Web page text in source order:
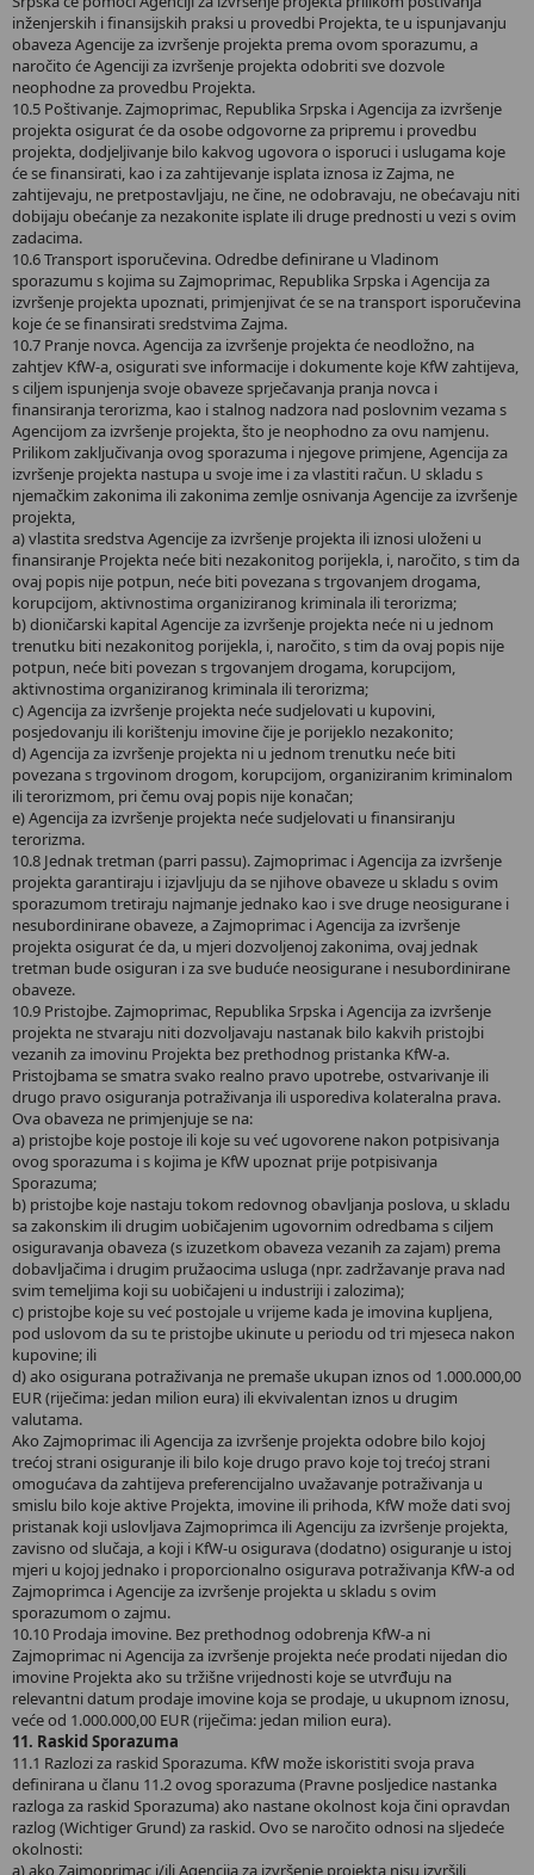
inženjerskih i finansijskih praksi u provedbi Projekta, te u ispunjavanju
obaveza Agencije za izvršenje projekta prema ovom sporazumu, a
naročito će Agenciji za izvršenje projekta odobriti sve dozvole
neophodne za provedbu Projekta.
10.5 Poštivanje. Zajmoprimac, Republika Srpska i Agencija za izvršenje
projekta osigurat će da osobe odgovorne za pripremu i provedbu
projekta, dodjeljivanje bilo kakvog ugovora o isporuci i uslugama koje
će se finansirati, kao i za zahtijevanje isplata iznosa iz Zajma, ne
zahtijevaju, ne pretpostavljaju, ne čine, ne odobravaju, ne obećavaju niti
dobijaju obećanje za nezakonite isplate ili druge prednosti u vezi s ovim
zadacima.
10.6 Transport isporučevina. Odredbe definirane u Vladinom
sporazumu s kojima su Zajmoprimac, Republika Srpska i Agencija za
izvršenje projekta upoznati, primjenjivat će se na transport isporučevina
koje će se finansirati sredstvima Zajma.
10.7 Pranje novca. Agencija za izvršenje projekta će neodložno, na
zahtjev KfW-a, osigurati sve informacije i dokumente koje KfW zahtijeva,
s ciljem ispunjenja svoje obaveze sprječavanja pranja novca i
finansiranja terorizma, kao i stalnog nadzora nad poslovnim vezama s
Agencijom za izvršenje projekta, što je neophodno za ovu namjenu.
Prilikom zaključivanja ovog sporazuma i njegove primjene, Agencija za
izvršenje projekta nastupa u svoje ime i za vlastiti račun. U skladu s
njemačkim zakonima ili zakonima zemlje osnivanja Agencije za izvršenje
projekta,
a) vlastita sredstva Agencije za izvršenje projekta ili iznosi uloženi u
finansiranje Projekta neće biti nezakonitog porijekla, i, naročito, s tim da
ovaj popis nije potpun, neće biti povezana s trgovanjem drogama,
korupcijom, aktivnostima organiziranog kriminala ili terorizma;
b) dioničarski kapital Agencije za izvršenje projekta neće ni u jednom
trenutku biti nezakonitog porijekla, i, naročito, s tim da ovaj popis nije
potpun, neće biti povezan s trgovanjem drogama, korupcijom,
aktivnostima organiziranog kriminala ili terorizma;
c) Agencija za izvršenje projekta neće sudjelovati u kupovini,
posjedovanju ili korištenju imovine čije je porijeklo nezakonito;
d) Agencija za izvršenje projekta ni u jednom trenutku neće biti
povezana s trgovinom drogom, korupcijom, organiziranim kriminalom
ili terorizmom, pri čemu ovaj popis nije konačan;
e) Agencija za izvršenje projekta neće sudjelovati u finansiranju
terorizma.
10.8 Jednak tretman (parri passu). Zajmoprimac i Agencija za izvršenje
projekta garantiraju i izjavljuju da se njihove obaveze u skladu s ovim
sporazumom tretiraju najmanje jednako kao i sve druge neosigurane i
nesubordinirane obaveze, a Zajmoprimac i Agencija za izvršenje
projekta osigurat će da, u mjeri dozvoljenoj zakonima, ovaj jednak
tretman bude osiguran i za sve buduće neosigurane i nesubordinirane
obaveze.
10.9 Pristojbe. Zajmoprimac, Republika Srpska i Agencija za izvršenje
projekta ne stvaraju niti dozvoljavaju nastanak bilo kakvih pristojbi
vezanih za imovinu Projekta bez prethodnog pristanka KfW-a.
Pristojbama se smatra svako realno pravo upotrebe, ostvarivanje ili
drugo pravo osiguranja potraživanja ili usporediva kolateralna prava.
Ova obaveza ne primjenjuje se na:
a) pristojbe koje postoje ili koje su već ugovorene nakon potpisivanja
ovog sporazuma i s kojima je KfW upoznat prije potpisivanja
Sporazuma;
b) pristojbe koje nastaju tokom redovnog obavljanja poslova, u skladu
sa zakonskim ili drugim uobičajenim ugovornim odredbama s ciljem
osiguravanja obaveza (s izuzetkom obaveza vezanih za zajam) prema
dobavljačima i drugim pružaocima usluga (npr. zadržavanje prava nad
svim temeljima koji su uobičajeni u industriji i zalozima);
c) pristojbe koje su već postojale u vrijeme kada je imovina kupljena,
pod uslovom da su te pristojbe ukinute u periodu od tri mjeseca nakon
kupovine; ili
d) ako osigurana potraživanja ne premaše ukupan iznos od 1.000.000,00
EUR (riječima: jedan milion eura) ili ekvivalentan iznos u drugim
valutama.
Ako Zajmoprimac ili Agencija za izvršenje projekta odobre bilo kojoj
trećoj strani osiguranje ili bilo koje drugo pravo koje toj trećoj strani
omogućava da zahtijeva preferencijalno uvažavanje potraživanja u
smislu bilo koje aktive Projekta, imovine ili prihoda, KfW može dati svoj
pristanak koji uslovljava Zajmoprimca ili Agenciju za izvršenje projekta,
zavisno od slučaja, a koji i KfW-u osigurava (dodatno) osiguranje u istoj
mjeri u kojoj jednako i proporcionalno osigurava potraživanja KfW-a od
Zajmoprimca i Agencije za izvršenje projekta u skladu s ovim
sporazumom o zajmu.
10.10 Prodaja imovine. Bez prethodnog odobrenja KfW-a ni
Zajmoprimac ni Agencija za izvršenje projekta neće prodati nijedan dio
imovine Projekta ako su tržišne vrijednosti koje se utvrđuju na
relevantni datum prodaje imovine koja se prodaje, u ukupnom iznosu,
veće od 1.000.000,00 EUR (riječima: jedan milion eura).
11. Raskid Sporazuma
11.1 Razlozi za raskid Sporazuma. KfW može iskoristiti svoja prava
definirana u članu 11.2 ovog sporazuma (Pravne posljedice nastanka
razloga za raskid Sporazuma) ako nastane okolnost koja čini opravdan
razlog (Wichtiger Grund) za raskid. Ovo se naročito odnosi na sljedeće
okolnosti:
a) ako Zajmoprimac i/ili Agencija za izvršenje projekta nisu izvršili